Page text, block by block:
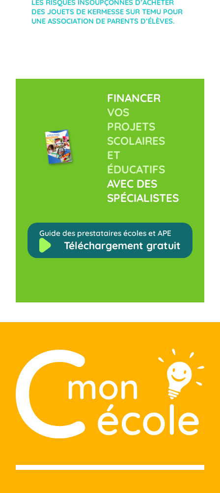
LES RISQUES INSOUPÇONNÉS D’ACHETER
DES JOUETS DE KERMESSE SUR TEMU POUR
UNE ASSOCIATION DE PARENTS D’ÉLÈVES.
FINANCER
VOS
PROJETS
SCOLAIRES
ET
ÉDUCATIFS
AVEC DES
SPÉCIALISTES
Guide des prestataires écoles et APE
Téléchargement gratuit